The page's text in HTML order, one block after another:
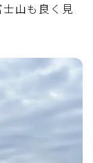
山も良く見